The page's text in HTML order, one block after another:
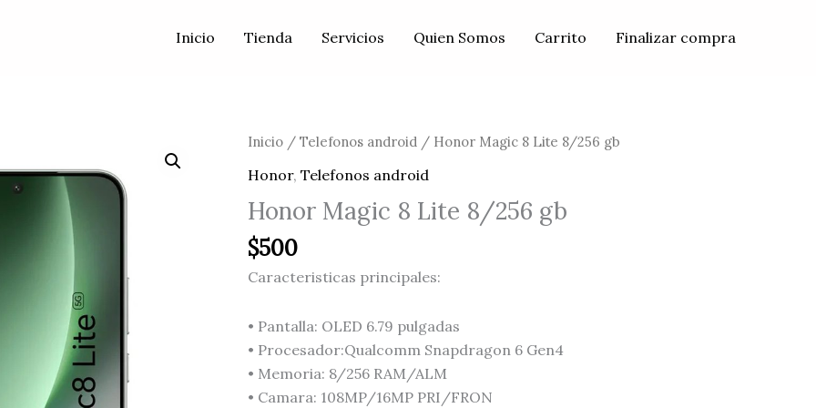
Inicio Tienda Servicios Quien Somos Carrito Finalizar compra
Inicio / Telefonos android / Honor Magic 8 Lite 8/256 gb
Honor, Telefonos android
Honor Magic 8 Lite 8/256 gb
$500
Caracteristicas principales:
• Pantalla: OLED 6.79 pulgadas
• Procesador:Qualcomm Snapdragon 6 Gen4
• Memoria: 8/256 RAM/ALM
• Camara: 108MP/16MP PRI/FRON